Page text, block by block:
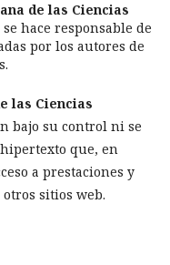
de las Ciencias
hace responsable de
por los autores de
las Ciencias
bajo su control ni se
que, en
a prestaciones y
sitios web.